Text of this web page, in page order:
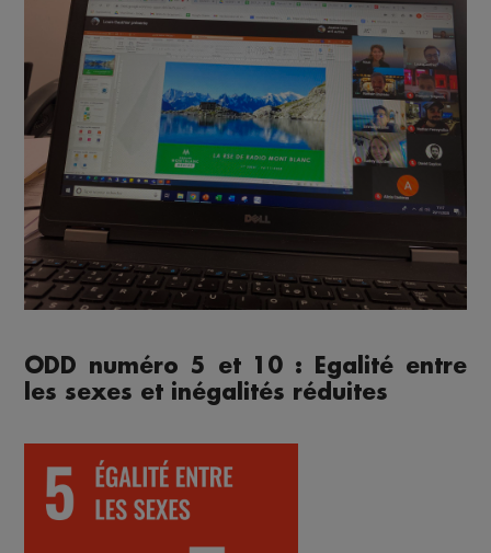
ODD numéro 5 et 10 : Egalité entre
les sexes et inégalités réduites